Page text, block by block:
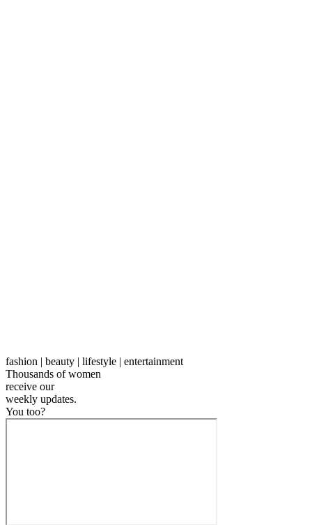
fashion | beauty | lifestyle | entertainment
Thousands of women
receive our
weekly updates.
You too?